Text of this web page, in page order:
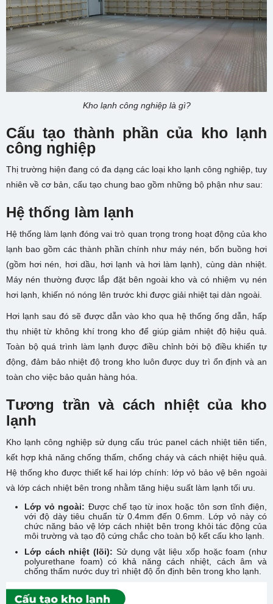
Kho lạnh công nghiệp là gì?
Cấu tạo thành phần của kho lạnh
công nghiệp
Thị trường hiện đang có đa dạng các loại kho lạnh công nghiệp, tuy
nhiên về cơ bản, cấu tạo chung bao gồm những bộ phận như sau:
Hệ thống làm lạnh
Hệ thống làm lạnh đóng vai trò quan trọng trong hoạt động của kho
lạnh bao gồm các thành phần chính như máy nén, bốn buồng hơi
(gồm hơi nén, hơi dầu, hơi lạnh và hơi làm lạnh), cùng dàn nhiệt.
Máy nén thường được lắp đặt bên ngoài kho và có nhiệm vụ nén
hơi lạnh, khiến nó nóng lên trước khi được giải nhiệt tại dàn ngoài.
Hơi lạnh sau đó sẽ được dẫn vào kho qua hệ thống ống dẫn, hấp
thụ nhiệt từ không khí trong kho để giúp giảm nhiệt độ hiệu quả.
Toàn bộ quá trình làm lạnh được điều chỉnh bởi bộ điều khiển tự
động, đảm bảo nhiệt độ trong kho luôn được duy trì ổn định và an
toàn cho việc bảo quản hàng hóa.
Tương trần và cách nhiệt của kho
lạnh
Kho lạnh công nghiệp sử dụng cấu trúc panel cách nhiệt tiên tiến,
kết hợp khả năng chống thấm, chống cháy và cách nhiệt hiệu quả.
Hệ thống kho được thiết kế hai lớp chính: lớp vỏ bảo vệ bên ngoài
và lớp cách nhiệt bên trong nhằm tăng hiệu suất làm lạnh tối ưu.
Lớp vỏ ngoài: Được chế tạo từ inox hoặc tôn sơn tĩnh điện,
với độ dày tiêu chuẩn từ 0.4mm đến 0.6mm. Lớp vỏ này có
chức năng bảo vệ lớp cách nhiệt bên trong khỏi tác động của
môi trường và tạo độ cứng chắc cho toàn bộ kết cấu kho lạnh.
Lớp cách nhiệt (lõi): Sử dụng vật liệu xốp hoặc foam (như
polyurethane foam) có khả năng cách nhiệt, cách âm và
chống thấm nước duy trì nhiệt độ ổn định bên trong kho lạnh.